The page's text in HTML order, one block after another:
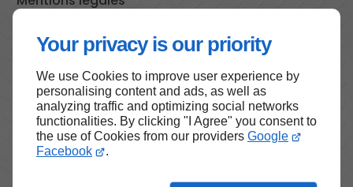
Your privacy is our priority
We use Cookies to improve user experience by
personalising content and ads, as well as
analyzing traffic and optimizing social networks
functionalities. By clicking "I Agree" you consent to
the use of Cookies from our providers Google
Facebook
.
Haut de page